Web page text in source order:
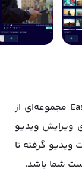
اپلیکیشن Eassiy Video Converter Ultimate مجموعه‌ای از
ویرایش ویدیو
ویدیو گرفته تا
شما باشد.